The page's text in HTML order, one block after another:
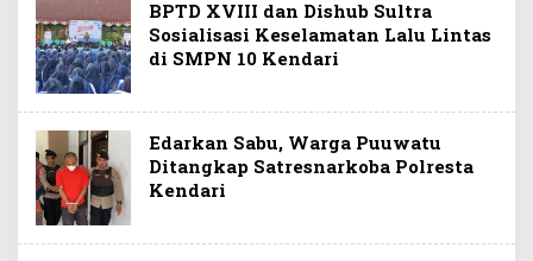
BPTD XVIII dan Dishub Sultra
Sosialisasi Keselamatan Lalu Lintas
di SMPN 10 Kendari
Edarkan Sabu, Warga Puuwatu
Ditangkap Satresnarkoba Polresta
Kendari